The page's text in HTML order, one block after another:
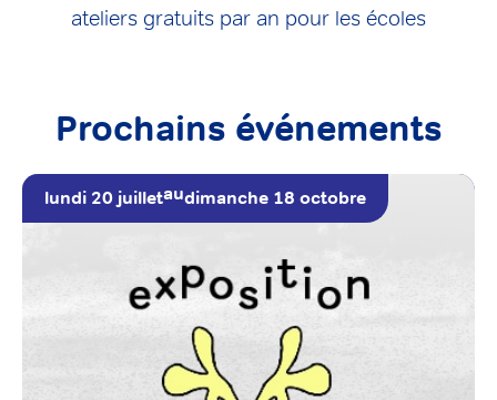
ateliers gratuits par an pour les écoles
Prochains événements
lundi 20 juilletaudimanche 18 octobre